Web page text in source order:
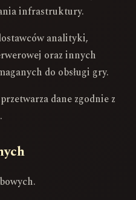
infrastruktury.
analityki,
oraz innych
do obsługi gry.
dane zgodnie z